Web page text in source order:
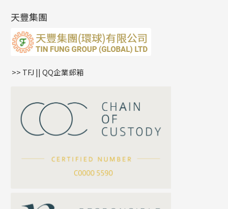
公司名稱
雙十字鏈系列
水波鏈系列
蛇骨鏈系列
鏈尾系列
嘴唇鏈系列
S車花鏈系列
珍珠鏈系列
坦克鏈系列
滿天星鏈系列
方假繩鏈系列
耳環扣系列
耳綫/耳鈎系列
耳環爪頭
耳環
字母吊墜
相盒吊墜
項鏈吊墜
生肖吊墜
星座吊墜
珠扣
天豐集團
>> TFJ || QQ企業郵箱